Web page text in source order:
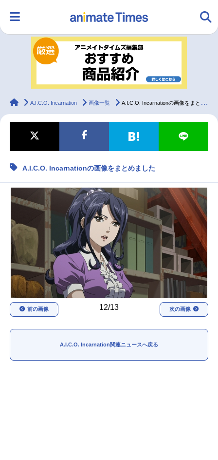
ランキング アニメ
ラジオ みんなの声
マンガ・ラノベ ゲーム・アプリ 音楽 コスプレ
トレンド
最新記事一覧
声優記事一覧
アニメ映画一覧 実写化映画一覧
今期アニメ曜日別一覧
春アニメ 夏アニメ
秋アニメ 冬アニメ
男性声優/女性声優一覧
FOLLOW US
animateTimes
A.I.C.O. Incarnation 画像一覧 A.I.C.O. Incarnationの画像をまとめました
A.I.C.O. Incarnationの画像をまとめました
12/13
前の画像 次の画像
A.I.C.O. Incarnation関連ニュースへ戻る